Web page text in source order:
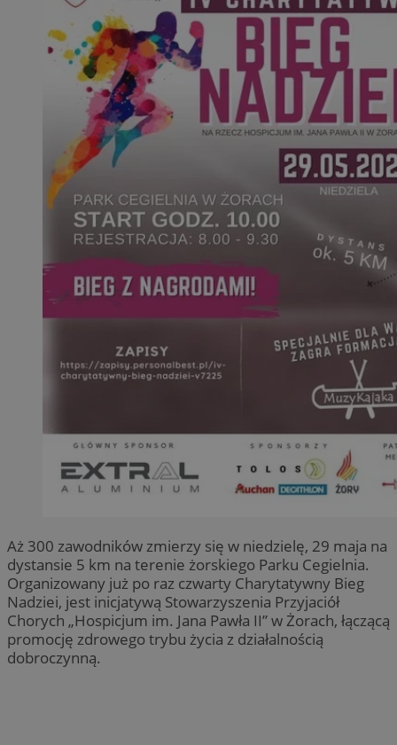
Aż 300 zawodników zmierzy się w niedzielę, 29 maja na
dystansie 5 km na terenie żorskiego Parku Cegielnia.
Organizowany już po raz czwarty Charytatywny Bieg
Nadziei, jest inicjatywą Stowarzyszenia Przyjaciół
Chorych „Hospicjum im. Jana Pawła II” w Żorach, łączącą
promocję zdrowego trybu życia z działalnością
dobroczynną.